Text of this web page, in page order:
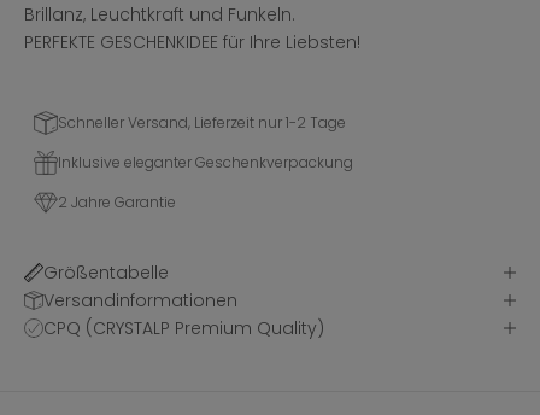
Brillanz, Leuchtkraft und Funkeln.
PERFEKTE GESCHENKIDEE für Ihre Liebsten!
Schneller Versand, Lieferzeit nur 1-2 Tage
Inklusive eleganter Geschenkverpackung
2 Jahre Garantie
Größentabelle
Versandinformationen
CPQ (CRYSTALP Premium Quality)